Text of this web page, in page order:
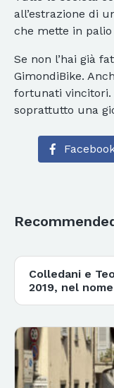
all’estrazione di
che mette in
Se non l’hai già
GimondiBike.
fortunati vincitori.
soprattutto una
Colledani e
2019, nel